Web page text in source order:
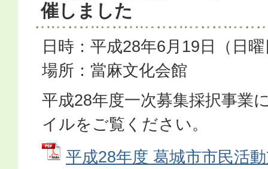
催しました
日時：平成28年6月19日（日
場所：當麻文化会館
平成28年度一次募集採択事業
イルをご覧ください。
平成28年度 葛城市市民活